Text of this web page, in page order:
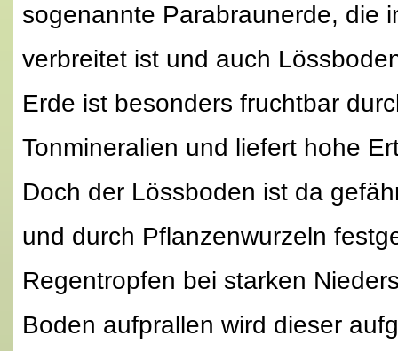
sogenannte Parabraunerde, die
verbreitet ist und auch
Erde ist besonders fruchtbar
Tonmineralien und liefert hohe
Doch der Lössboden ist da
und durch Pflanzenwurzeln
Regentropfen bei starken
Boden aufprallen wird dieser